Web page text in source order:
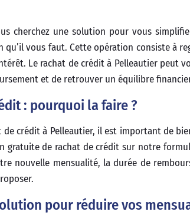
cherchez une solution pour vous
vous faut. Cette opération consiste à
Le rachat de crédit à Pelleautier peut
et de retrouver un équilibre
: pourquoi la faire ?
crédit à Pelleautier, il est important de
de rachat de crédit sur notre
nouvelle mensualité, la durée de
pour réduire vos